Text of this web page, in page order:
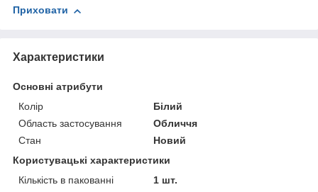
Приховати
Характеристики
Основні атрибути
Колір
Білий
Область застосування
Обличчя
Стан
Новий
Користувацькі характеристики
Кількість в пакованні
1 шт.